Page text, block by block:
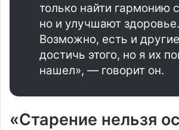
только найти гармонию
но и улучшают здоровье.
Возможно, есть и
достичь этого, но я их
нашел», — говорит он.
«Старение нельзя